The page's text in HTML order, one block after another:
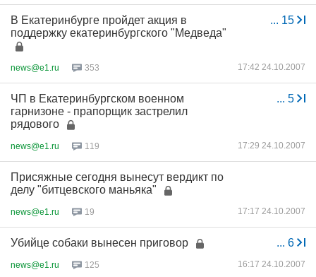
... 15
В Екатеринбурге пройдет акция в
поддержку екатеринбургского "Медведа"
news@e1.ru 353 17:42 24.10.2007
... 5
ЧП в Екатеринбургском военном
гарнизоне - прапорщик застрелил
рядового
news@e1.ru 119 17:29 24.10.2007
Присяжные сегодня вынесут вердикт по
делу "битцевского маньяка"
news@e1.ru 19 17:17 24.10.2007
... 6
Убийце собаки вынесен приговор
news@e1.ru 125 16:17 24.10.2007